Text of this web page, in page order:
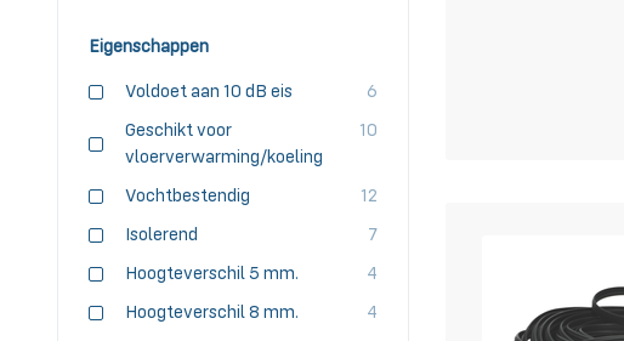
Eigenschappen
Voldoet aan 10 dB eis 6
Geschikt voor
vloerverwarming/koeling
10
Vochtbestendig 12
Isolerend 7
Hoogteverschil 5 mm. 4
Hoogteverschil 8 mm. 4